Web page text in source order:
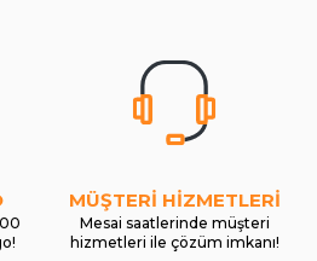
MÜŞTERİ HİZMETLERİ
Mesai saatlerinde müşteri
hizmetleri ile çözüm imkanı!